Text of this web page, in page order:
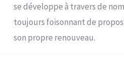
se développe à travers de
toujours foisonnant de
son propre renouveau.